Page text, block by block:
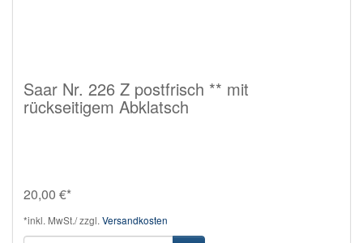
Saar Nr. 226 Z postfrisch ** mit
rückseitigem Abklatsch
20,00 €*
*inkl. MwSt./ zzgl. Versandkosten